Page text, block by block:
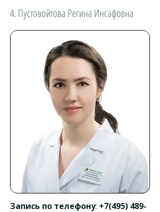
4. Пустовойтова Регина Инсафовна
Запись по телефону: +7(495) 489-